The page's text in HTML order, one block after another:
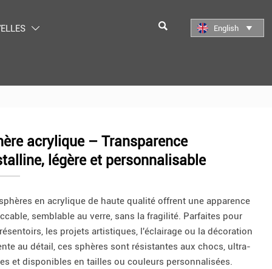
  English 
acrylique – Transparence
légère et personnalisable
en acrylique de haute qualité offrent une apparence
semblable au verre, sans la fragilité. Parfaites pour
les projets artistiques, l'éclairage ou la décoration
au détail, ces sphères sont résistantes aux chocs, ultra-
et disponibles en tailles ou couleurs personnalisées.